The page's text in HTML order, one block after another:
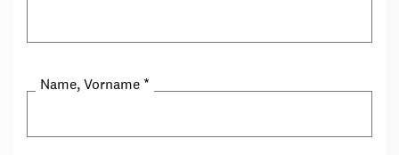
Name, Vorname *